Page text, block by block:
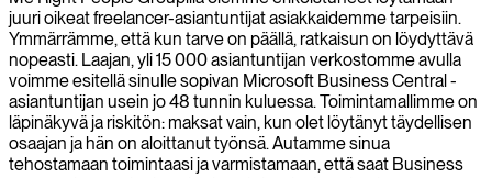
juuri oikeat freelancer-asiantuntijat asiakkaidemme tarpeisiin.
Ymmärrämme, että kun tarve on päällä, ratkaisun on löydyttävä
nopeasti. Laajan, yli 15 000 asiantuntijan verkostomme avulla
voimme esitellä sinulle sopivan Microsoft Business Central -
asiantuntijan usein jo 48 tunnin kuluessa. Toimintamallimme on
läpinäkyvä ja riskitön: maksat vain, kun olet löytänyt täydellisen
osaajan ja hän on aloittanut työnsä. Autamme sinua
tehostamaan toimintaasi ja varmistamaan, että saat Business